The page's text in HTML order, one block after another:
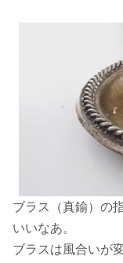
ブラス（真鍮）の
いいなあ。
ブラスは風合いが